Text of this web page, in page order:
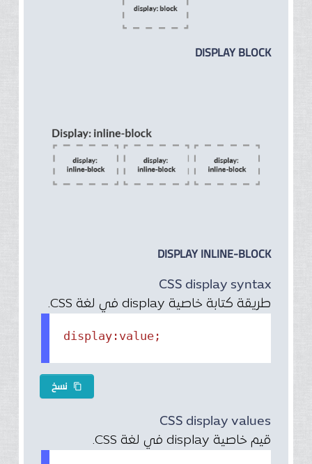
DISPLAY BLOCK
DISPLAY INLINE-BLOCK
CSS display syntax
طريقة كتابة خاصية display في لغة CSS.
display:value;
نسخ content_copy
CSS display values
قيم خاصية display في لغة CSS.